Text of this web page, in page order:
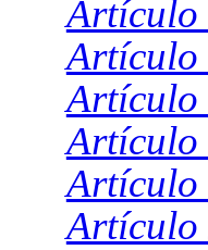
Artículo
Artículo
Artículo
Artículo
Artículo
Artículo